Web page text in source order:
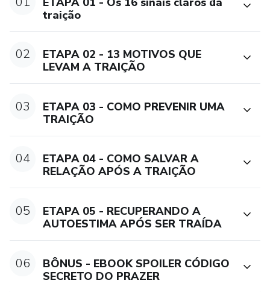
TRAÍDAtraição
02
ETAPA 02 - 13 MOTIVOS QUE
LEVAM A TRAIÇÃO
03
ETAPA 03 - COMO PREVENIR UMA
TRAIÇÃO
04
ETAPA 04 - COMO SALVAR A
RELAÇÃO APÓS A TRAIÇÃO
05
ETAPA 05 - RECUPERANDO A
AUTOESTIMA APÓS SER TRAÍDA
06
BÔNUS - EBOOK SPOILER CÓDIGO
SECRETO DO PRAZER